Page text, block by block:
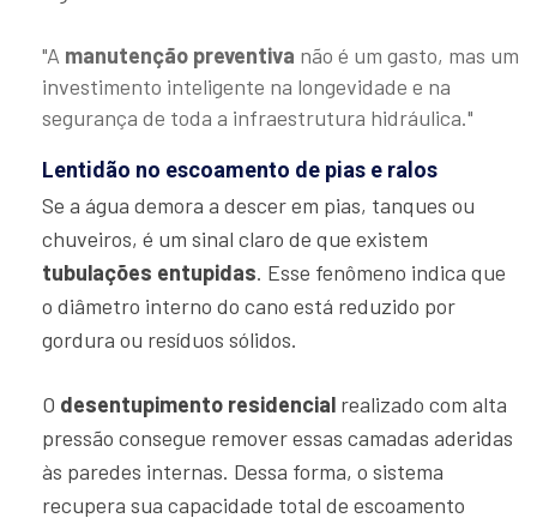
"A manutenção preventiva não é um gasto, mas um
investimento inteligente na longevidade e na
segurança de toda a infraestrutura hidráulica."
Lentidão no escoamento de pias e ralos
Se a água demora a descer em pias, tanques ou
chuveiros, é um sinal claro de que existem
tubulações entupidas. Esse fenômeno indica que
o diâmetro interno do cano está reduzido por
gordura ou resíduos sólidos.
O desentupimento residencial realizado com alta
pressão consegue remover essas camadas aderidas
às paredes internas. Dessa forma, o sistema
recupera sua capacidade total de escoamento